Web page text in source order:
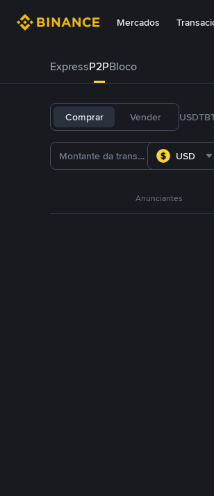
Mercados
ExpressP2PBloco
Comprar Vender USDT
USD
Anunciantes